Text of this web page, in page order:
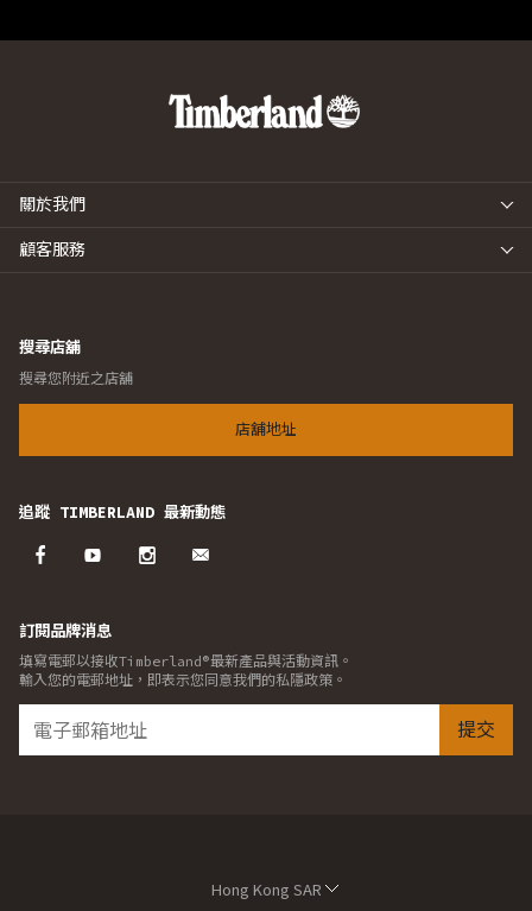
關於我們
顧客服務
搜尋店舖
搜尋您附近之店舖
店舖地址
追蹤 TIMBERLAND 最新動態
訂閱品牌消息
填寫電郵以接收Timberland®最新產品與活動資訊。
輸入您的電郵地址，即表示您同意我們的私隱政策。
提交
Hong Kong SAR